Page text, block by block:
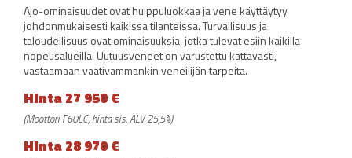
Ajo-ominaisuudet ovat huippuluokkaa ja vene käyttäytyy
johdonmukaisesti kaikissa tilanteissa. Turvallisuus ja
taloudellisuus ovat ominaisuuksia, jotka tulevat esiin kaikilla
nopeusalueilla. Uutuusveneet on varustettu kattavasti,
vastaamaan vaativammankin veneilijän tarpeita.
Hinta 27 950 €
(Moottori F60LC, hinta sis. ALV 25,5%)
Hinta 28 970 €